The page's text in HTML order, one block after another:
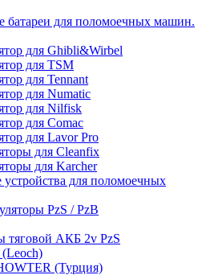
батареи для поломоечных машин.
для Ghibli&Wirbel
для TSM
для Tennant
для Numatic
для Nilfisk
для Comac
для Lavor Pro
для Cleanfix
для Karcher
устройства для поломоечных
PzS / PzB
тяговой АКБ 2v PzS
(Турция)